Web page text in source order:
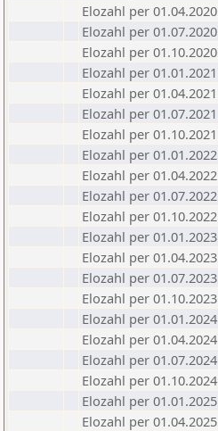
Elozahl per 01.04.2020
Elozahl per 01.07.2020
Elozahl per 01.10.2020
Elozahl per 01.01.2021
Elozahl per 01.04.2021
Elozahl per 01.07.2021
Elozahl per 01.10.2021
Elozahl per 01.01.2022
Elozahl per 01.04.2022
Elozahl per 01.07.2022
Elozahl per 01.10.2022
Elozahl per 01.01.2023
Elozahl per 01.04.2023
Elozahl per 01.07.2023
Elozahl per 01.10.2023
Elozahl per 01.01.2024
Elozahl per 01.04.2024
Elozahl per 01.07.2024
Elozahl per 01.10.2024
Elozahl per 01.01.2025
Elozahl per 01.04.2025